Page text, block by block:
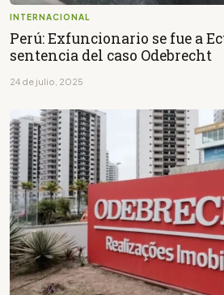
INTERNACIONAL
Perú: Exfuncionario se fue a
sentencia del caso Odebrecht
24 de julio, 2025